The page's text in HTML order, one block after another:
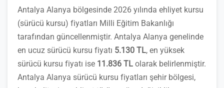
Antalya Alanya bölgesinde 2026 yılında ehliyet kursu
(sürücü kursu) fiyatları Milli Eğitim Bakanlığı
tarafından güncellenmiştir. Antalya Alanya genelinde
en ucuz sürücü kursu fiyatı 5.130 TL, en yüksek
sürücü kursu fiyatı ise 11.836 TL olarak belirlenmiştir.
Antalya Alanya sürücü kursu fiyatları şehir bölgesi,